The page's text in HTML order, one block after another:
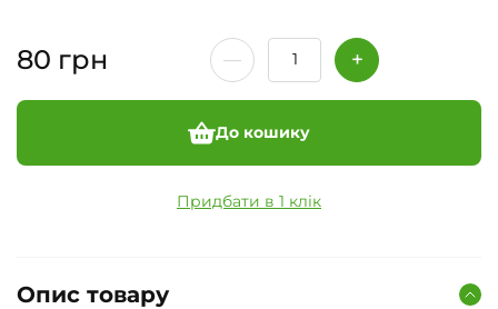
80 грн
До кошику
Придбати в 1 клік
Опис товару